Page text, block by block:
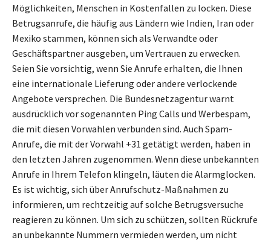
Möglichkeiten, Menschen in Kostenfallen zu locken. Diese
Betrugsanrufe, die häufig aus Ländern wie Indien, Iran oder
Mexiko stammen, können sich als Verwandte oder
Geschäftspartner ausgeben, um Vertrauen zu erwecken.
Seien Sie vorsichtig, wenn Sie Anrufe erhalten, die Ihnen
eine internationale Lieferung oder andere verlockende
Angebote versprechen. Die Bundesnetzagentur warnt
ausdrücklich vor sogenannten Ping Calls und Werbespam,
die mit diesen Vorwahlen verbunden sind. Auch Spam-
Anrufe, die mit der Vorwahl +31 getätigt werden, haben in
den letzten Jahren zugenommen. Wenn diese unbekannten
Anrufe in Ihrem Telefon klingeln, läuten die Alarmglocken.
Es ist wichtig, sich über Anrufschutz-Maßnahmen zu
informieren, um rechtzeitig auf solche Betrugsversuche
reagieren zu können. Um sich zu schützen, sollten Rückrufe
an unbekannte Nummern vermieden werden, um nicht